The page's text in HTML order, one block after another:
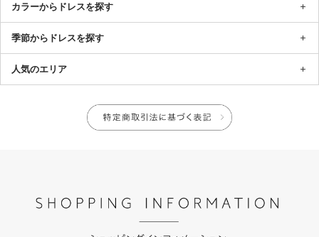
カラーからドレスを探す
季節からドレスを探す
人気のエリア